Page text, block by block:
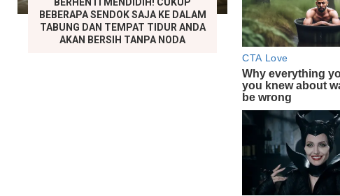
BEBERAPA SENDOK SAJA KE DALAM
TABUNG DAN TEMPAT TIDUR ANDA
AKAN BERSIH TANPA NODA